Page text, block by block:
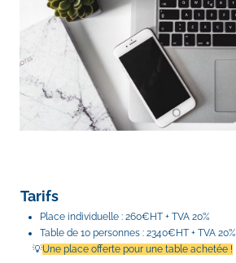
Tarifs
Place individuelle : 260€HT + TVA 20%
Table de 10 personnes : 2340€HT + TVA 20%
     💡
Une place offerte pour une table achetée !